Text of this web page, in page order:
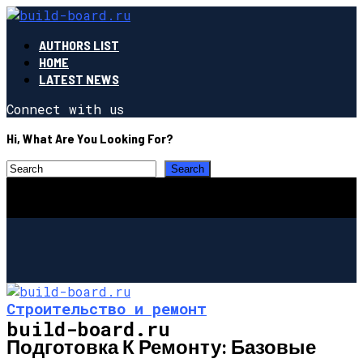
AUTHORS LIST
HOME
LATEST NEWS
Connect with us
Hi, What Are You Looking For?
build-board.ru
Строительство и ремонт
Подготовка К Ремонту: Базовые